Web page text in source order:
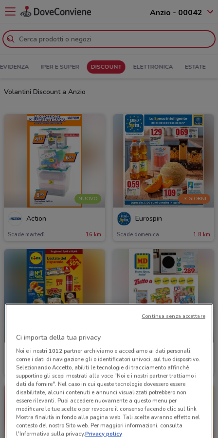
Anzio - 00042
IPER E SUPER DISCOUNT ELETTRONICA ESTATE
Volantini Discount a Anzio
NUOVO
Action
Scade martedì 16 km
-3 GIORNI
Eurospin
Scade domenica 1.8 km
NUOVO
Lidl
Scade mercoledì 2.3 km
MD
Scade domenica
Ci importa della tua privacy
Noi e i nostri 1012partner archiviamo e accediamo ai dati personali,
come i dati di navigazione gli o identificatori univoci, sul tuo dispositivo.
Selezionando Accetto, abiliti le tecnologie di tracciamento affinché
supportino gli scopi mostrati alla voce "Noi e i nostri partner trattiamo i
dati da fornire". Nel caso in cui queste tecnologie dovessero essere
disabilitate, alcuni contenuti e annunci visualizzati potrebbero non
essere rilevanti. Puoi accedere nuovamente a questo menu per
modificare le tue scelte o per revocare il consenso facendo clic sul link
Mostra finalità in fondo alla pagina web. Tali scelte avranno effetto nel
contesto del nostro Sito web. Per maggiori informazioni, consulta
l'Informativa sulla privacy.Privacy policy
Continua senza accettare